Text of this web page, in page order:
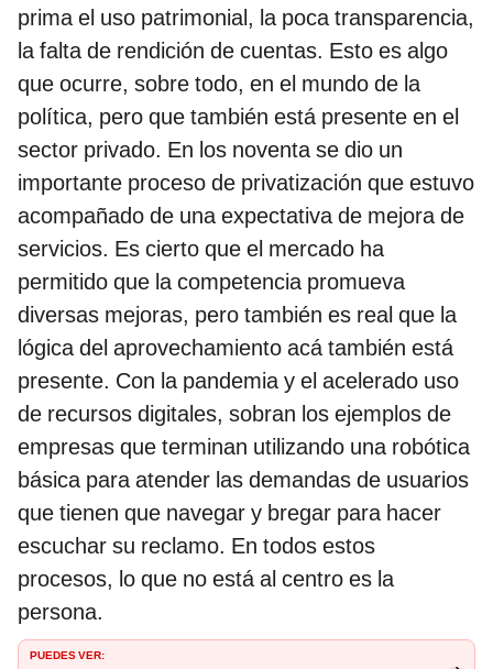
prima el uso patrimonial, la poca transparencia,
la falta de rendición de cuentas. Esto es algo
que ocurre, sobre todo, en el mundo de la
política, pero que también está presente en el
sector privado. En los noventa se dio un
importante proceso de privatización que estuvo
acompañado de una expectativa de mejora de
servicios. Es cierto que el mercado ha
permitido que la competencia promueva
diversas mejoras, pero también es real que la
lógica del aprovechamiento acá también está
presente. Con la pandemia y el acelerado uso
de recursos digitales, sobran los ejemplos de
empresas que terminan utilizando una robótica
básica para atender las demandas de usuarios
que tienen que navegar y bregar para hacer
escuchar su reclamo. En todos estos
procesos, lo que no está al centro es la
persona.
PUEDES VER: